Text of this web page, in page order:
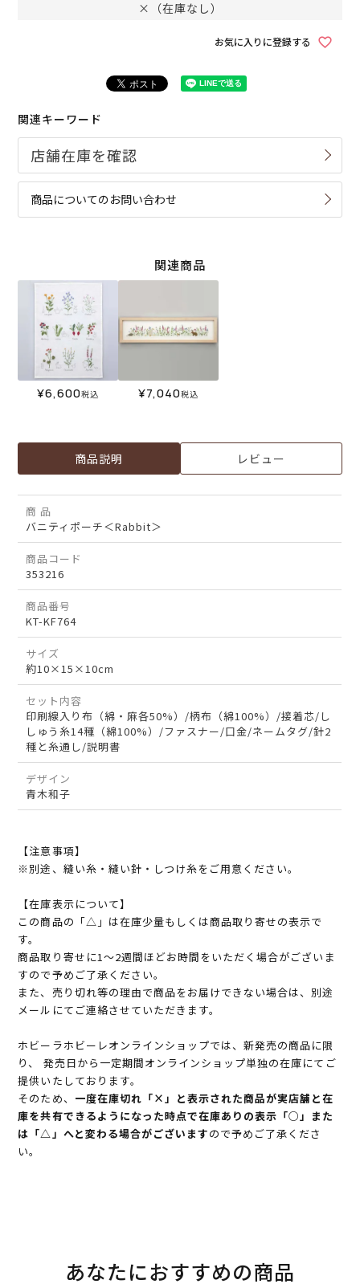
×（在庫なし）
お気に入りに登録する
関連キーワード
商品についてのお問い合わせ
関連商品
¥6,600税込 ¥7,040税込
商品説明 レビュー
商 品
バニティポーチ＜Rabbit＞
商品コード
353216
商品番号
KT-KF764
サイズ
約10×15×10cm
セット内容
印刷線入り布（綿・麻各50%）/柄布（綿100%）/接着芯/し
しゅう糸14種（綿100%）/ファスナー/口金/ネームタグ/針2
種と糸通し/説明書
デザイン
青木和子
【注意事項】
※別途、縫い糸・縫い針・しつけ糸をご用意ください。
【在庫表示について】
この商品の「△」は在庫少量もしくは商品取り寄せの表示で
す。
商品取り寄せに1～2週間ほどお時間をいただく場合がございま
すので予めご了承ください。
また、売り切れ等の理由で商品をお届けできない場合は、別途
メールにてご連絡させていただきます。
ホビーラホビーレオンラインショップでは、新発売の商品に限
り、 発売日から一定期間オンラインショップ単独の在庫にてご
提供いたしております。
そのため、 一度在庫切れ「×」と表示された商品が実店舗と在
庫を共有できるようになった時点で在庫ありの表示「○」また
は「△」へと変わる場合がございますので予めご了承くださ
い。
あなたにおすすめの商品